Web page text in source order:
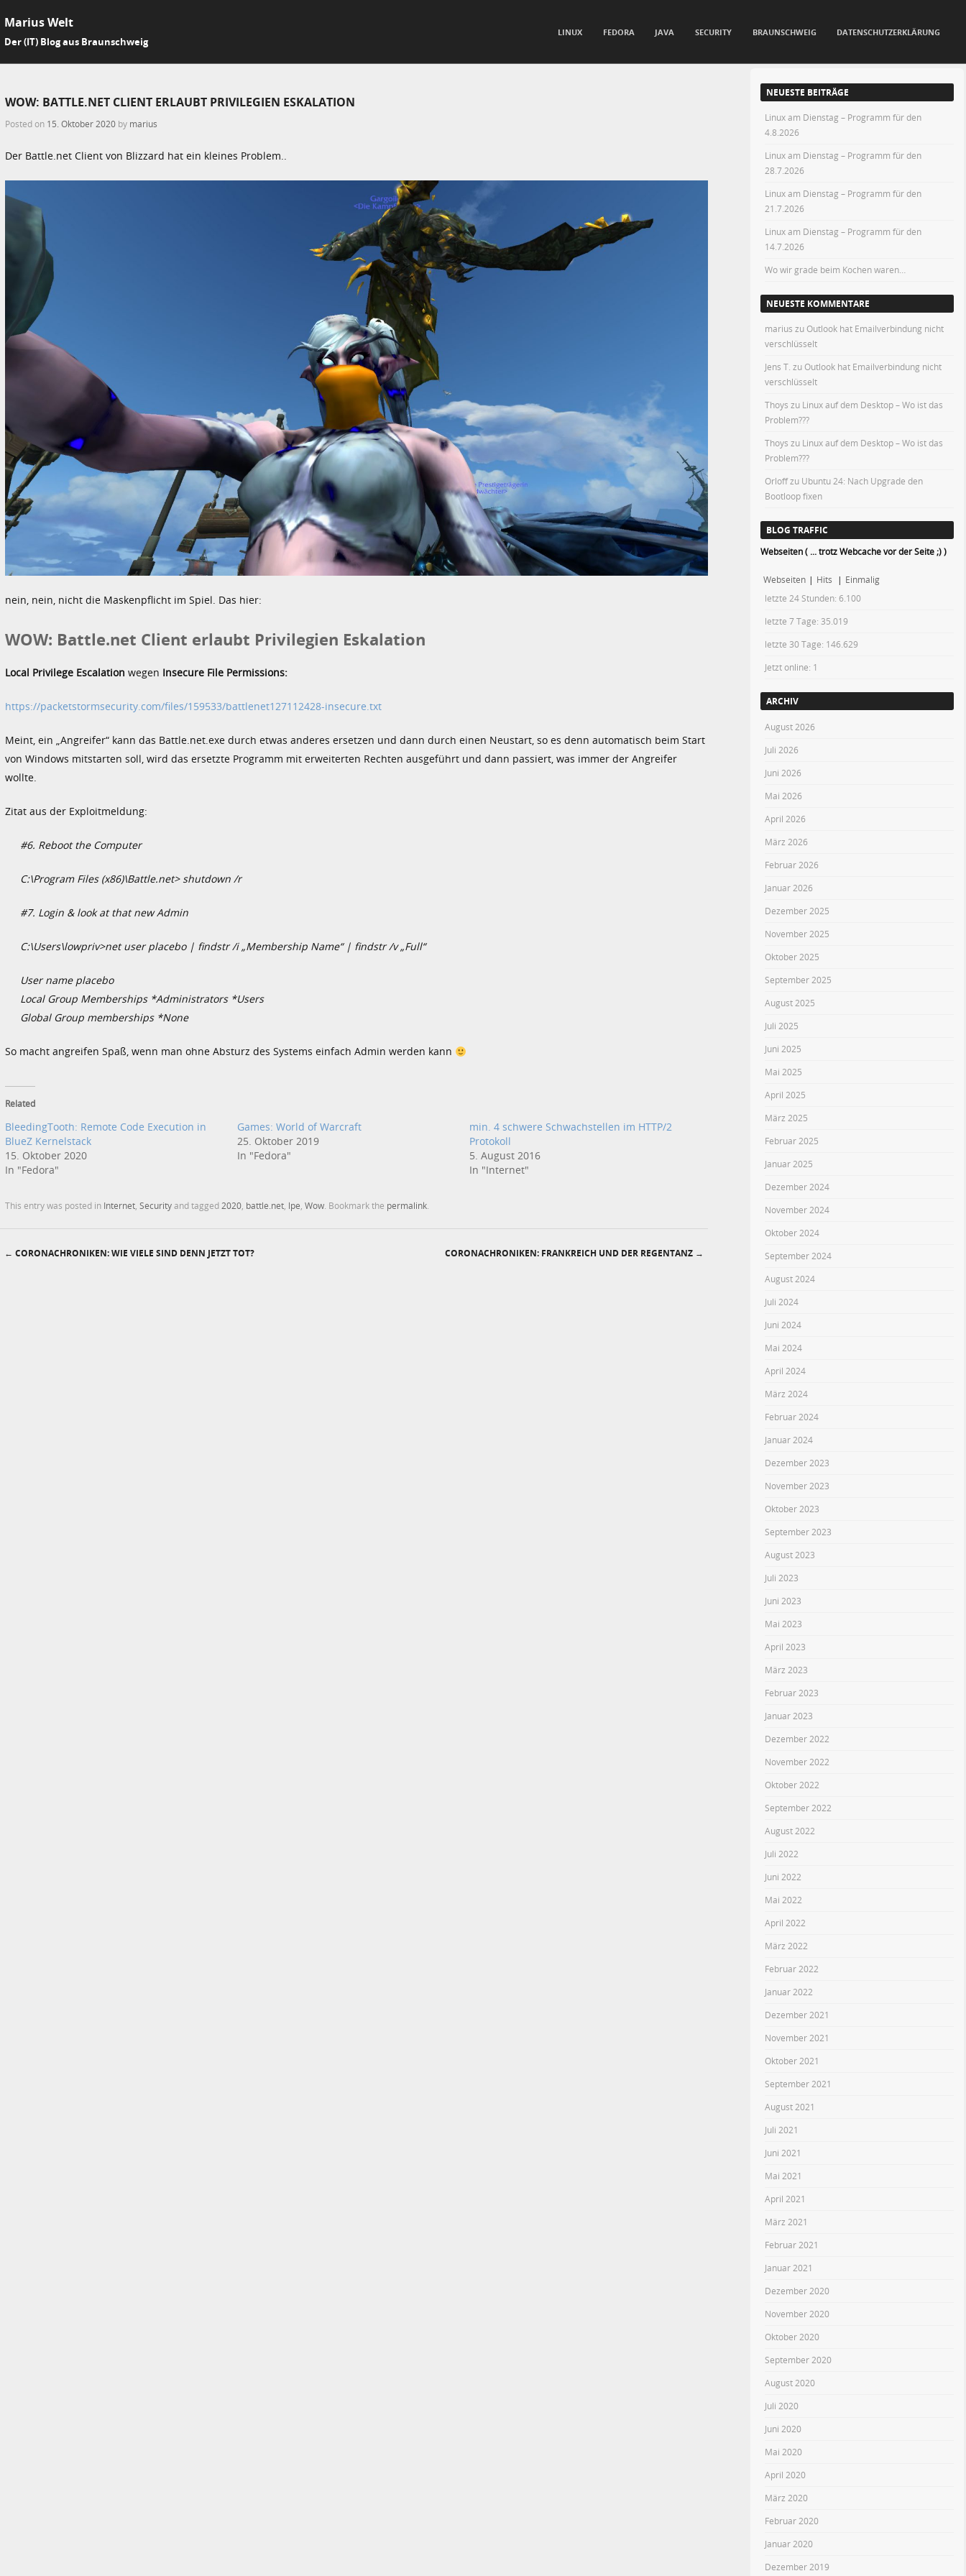
Marius Welt
Der (IT) Blog aus Braunschweig
LINUX FEDORA JAVA SECURITY BRAUNSCHWEIG DATENSCHUTZERKLÄRUNG
WOW: BATTLE.NET CLIENT ERLAUBT PRIVILEGIEN ESKALATION
Posted on 15. Oktober 2020 by marius
Der Battle.net Client von Blizzard hat ein kleines Problem..
nein, nein, nicht die Maskenpflicht im Spiel. Das hier:
WOW: Battle.net Client erlaubt Privilegien Eskalation
Local Privilege Escalation wegen Insecure File Permissions:
https://packetstormsecurity.com/files/159533/battlenet127112428-insecure.txt
Meint, ein „Angreifer“ kann das Battle.net.exe durch etwas anderes ersetzen und dann durch einen Neustart, so es denn automatisch beim Start
von Windows mitstarten soll, wird das ersetzte Programm mit erweiterten Rechten ausgeführt und dann passiert, was immer der Angreifer
wollte.
Zitat aus der Exploitmeldung:
#6. Reboot the Computer
C:\Program Files (x86)\Battle.net> shutdown /r
#7. Login & look at that new Admin
C:\Users\lowpriv>net user placebo | findstr /i „Membership Name“ | findstr /v „Full“
User name placebo
Local Group Memberships *Administrators *Users
Global Group memberships *None
So macht angreifen Spaß, wenn man ohne Absturz des Systems einfach Admin werden kann
Related
BleedingTooth: Remote Code Execution in
BlueZ Kernelstack
15. Oktober 2020
In "Fedora"
Games: World of Warcraft
25. Oktober 2019
In "Fedora"
min. 4 schwere Schwachstellen im HTTP/2
Protokoll
5. August 2016
In "Internet"
This entry was posted in Internet Securityand tagged 2020 battle.net lpe Wow . Bookmark the permalink
← CORONACHRONIKEN: WIE VIELE SIND DENN JETZT TOT? CORONACHRONIKEN: FRANKREICH UND DER REGENTANZ →
NEUESTE BEITRÄGE
Linux am Dienstag – Programm für den
4.8.2026
Linux am Dienstag – Programm für den
28.7.2026
Linux am Dienstag – Programm für den
21.7.2026
Linux am Dienstag – Programm für den
14.7.2026
Wo wir grade beim Kochen waren…
NEUESTE KOMMENTARE
marius zuOutlook hat Emailverbindung nicht
verschlüsselt
Jens T. zuOutlook hat Emailverbindung nicht
verschlüsselt
Thoys zu Linux auf dem Desktop – Wo ist das
Problem???
Thoys zu Linux auf dem Desktop – Wo ist das
Problem???
Orloffzu Ubuntu 24: Nach Upgrade den
Bootloop fixen
BLOG TRAFFIC
Webseiten ( ... trotz Webcache vor der Seite ;) )
Webseiten | Hits | Einmalig
letzte 24 Stunden:6.100
letzte 7 Tage: 35.019
letzte 30 Tage: 146.629
Jetzt online: 1
ARCHIV
August 2026
Juli 2026
Juni 2026
Mai 2026
April 2026
März 2026
Februar 2026
Januar 2026
Dezember 2025
November 2025
Oktober 2025
September 2025
August 2025
Juli 2025
Juni 2025
Mai 2025
April 2025
März 2025
Februar 2025
Januar 2025
Dezember 2024
November 2024
Oktober 2024
September 2024
August 2024
Juli 2024
Juni 2024
Mai 2024
April 2024
März 2024
Februar 2024
Januar 2024
Dezember 2023
November 2023
Oktober 2023
September 2023
August 2023
Juli 2023
Juni 2023
Mai 2023
April 2023
März 2023
Februar 2023
Januar 2023
Dezember 2022
November 2022
Oktober 2022
September 2022
August 2022
Juli 2022
Juni 2022
Mai 2022
April 2022
März 2022
Februar 2022
Januar 2022
Dezember 2021
November 2021
Oktober 2021
September 2021
August 2021
Juli 2021
Juni 2021
Mai 2021
April 2021
März 2021
Februar 2021
Januar 2021
Dezember 2020
November 2020
Oktober 2020
September 2020
August 2020
Juli 2020
Juni 2020
Mai 2020
April 2020
März 2020
Februar 2020
Januar 2020
Dezember 2019